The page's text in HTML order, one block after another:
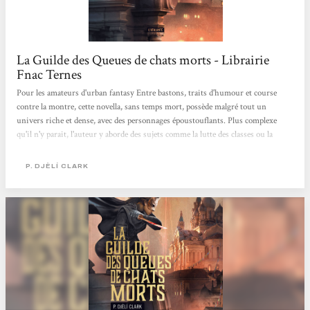
La Guilde des Queues de chats morts - Librairie
Fnac Ternes
Pour les amateurs d'urban fantasy Entre bastons, traits d'humour et course
contre la montre, cette novella, sans temps mort, possède malgré tout un
univers riche et dense, avec des personnages époustouflants. Plus complexe
qu'il n'y parait, l'auteur y aborde des sujets comme la lutte des classes ou la
P. DJÈLÍ CLARK